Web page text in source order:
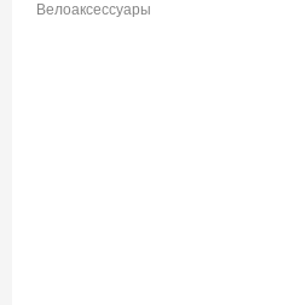
Велоаксессуары